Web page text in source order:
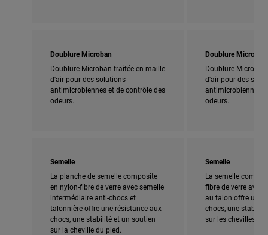
Doublure Microban
Doublure Microban traitée en maille
d'air pour des solutions
antimicrobiennes et de contrôle des
odeurs.
Doublure Microban
Doublure
d'air pour des
antimicrobiennes
odeurs.
Semelle
La planche de semelle composite
en nylon-fibre de verre avec semelle
intermédiaire anti-chocs et
talonnière offre une résistance aux
chocs, une stabilité et un soutien
sur la cheville du pied.
Semelle
La semelle
fibre de verre avec
au talon offre une
chocs, une
sur les chevilles.